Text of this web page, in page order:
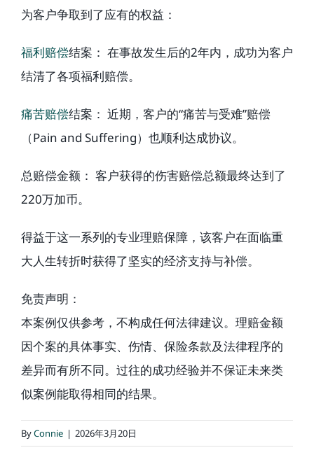
为客户争取到了应有的权益：
福利赔偿结案： 在事故发生后的2年内，成功为客户
结清了各项福利赔偿。
痛苦赔偿结案： 近期，客户的“痛苦与受难”赔偿
（Pain and Suffering）也顺利达成协议。
总赔偿金额： 客户获得的伤害赔偿总额最终达到了
220万加币。
得益于这一系列的专业理赔保障，该客户在面临重
大人生转折时获得了坚实的经济支持与补偿。
免责声明：
本案例仅供参考，不构成任何法律建议。理赔金额
因个案的具体事实、伤情、保险条款及法律程序的
差异而有所不同。过往的成功经验并不保证未来类
似案例能取得相同的结果。
ByConnie | 2026年3月20日
经典结案